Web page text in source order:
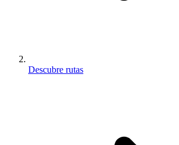
Descubre rutas